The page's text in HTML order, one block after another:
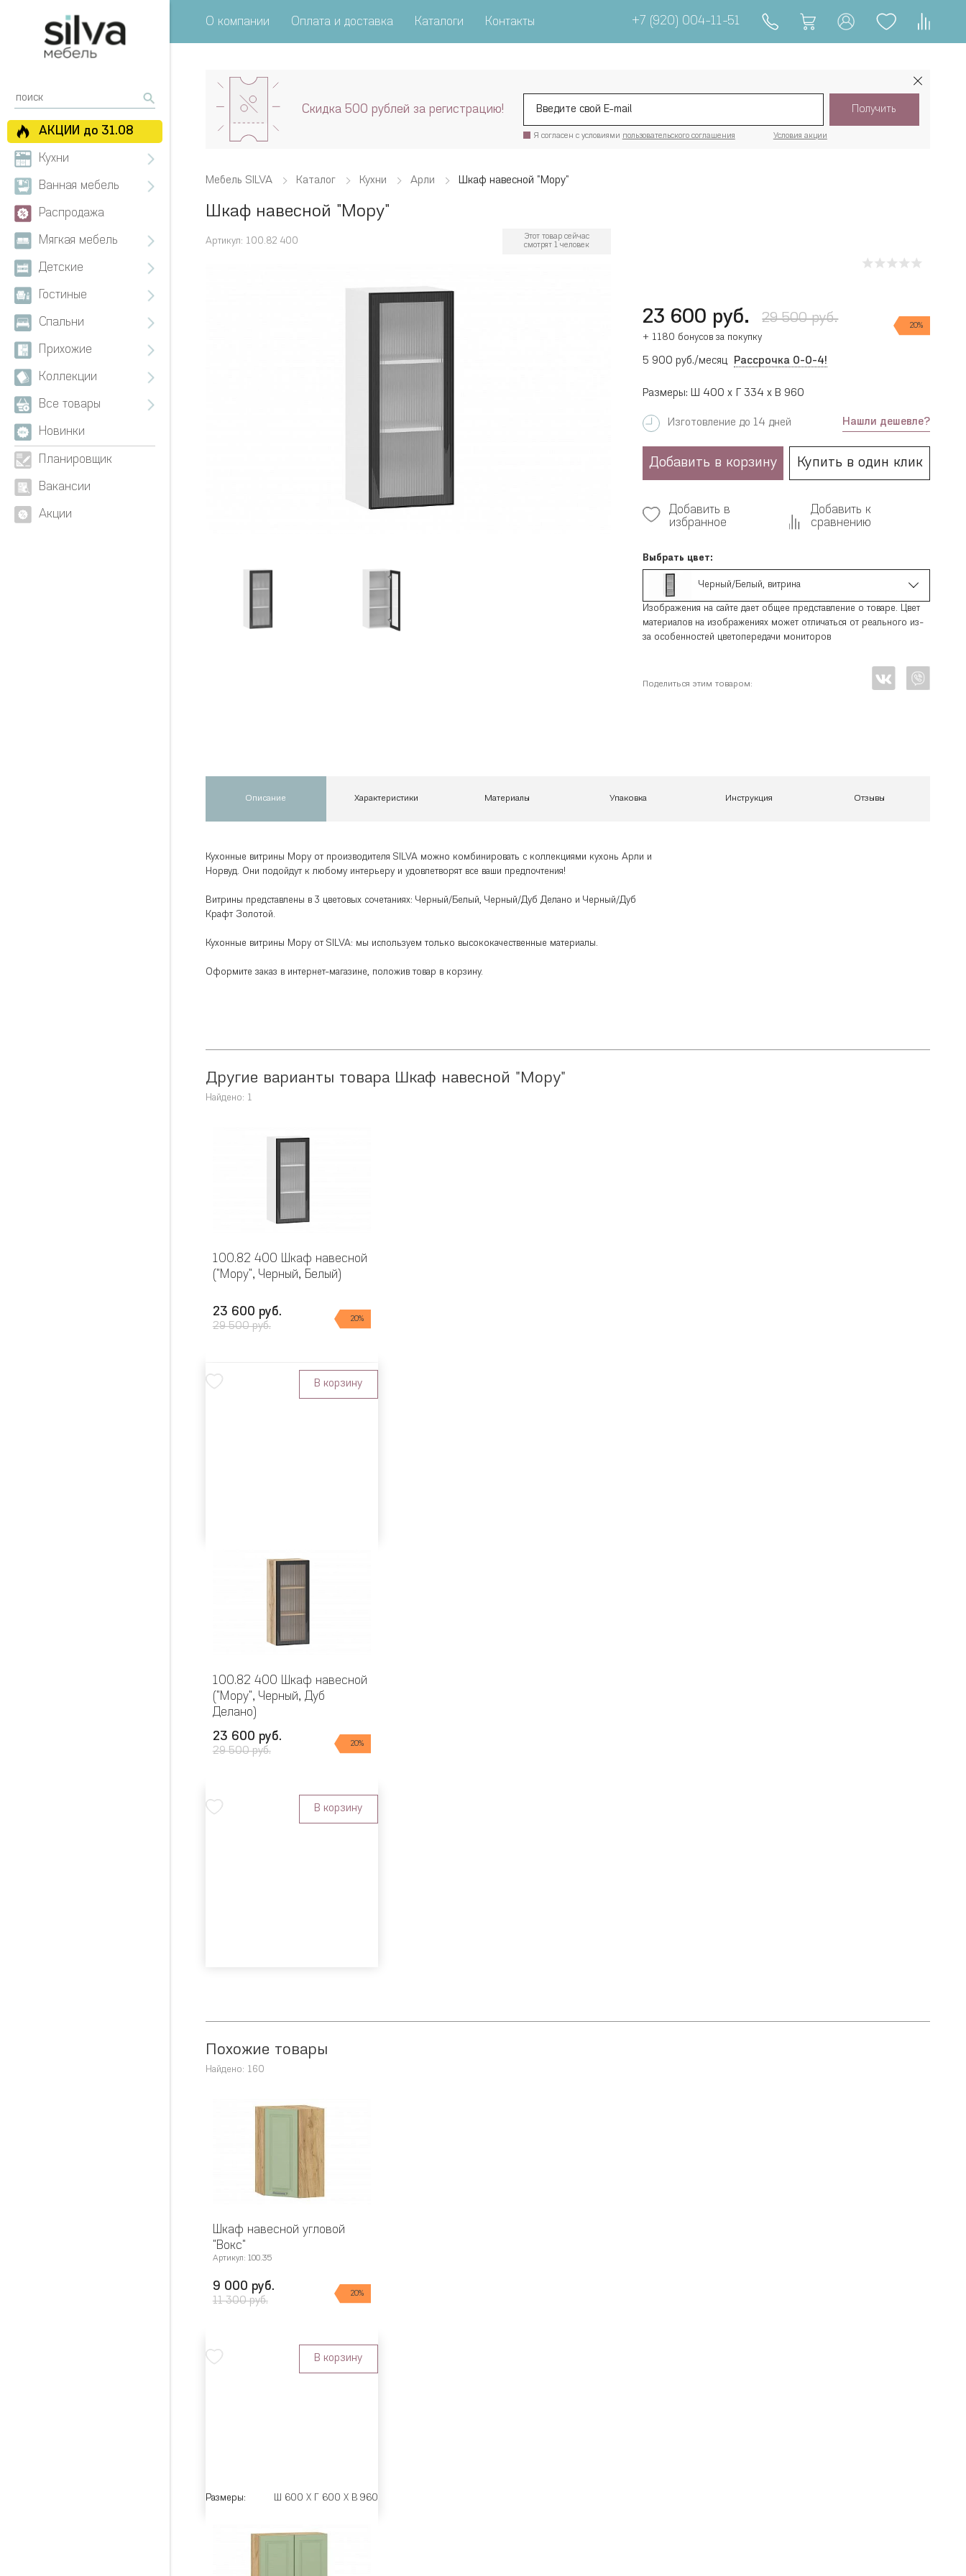
О компании Оплата и доставка Каталоги Контакты +7 (920) 004-11-51
АКЦИИ до 31.08
Кухни
Ванная мебель
Распродажа
Мягкая мебель
Детские
Гостиные
Спальни
Прихожие
Коллекции
Все товары
Новинки
Планировщик
Вакансии
Акции
Скидка 500 рублей за регистрацию! Получить
Я согласен с условиями пользовательского соглашения Условия акции
Мебель SILVA Каталог Кухни Арли Шкаф навесной "Мору"
Шкаф навесной "Мору"
Артикул: 100.82 400
Этот товар сейчас
смотрят 1 человек
23 600 руб. 29 500 руб.
20%
+ 1180 бонусов за покупку
5 900 руб./месяц Рассрочка 0-0-4!
Размеры: Ш 400 x Г 334 x В 960
Изготовление до 14 дней Нашли дешевле?
Добавить в корзину Купить в один клик
Добавить в
избранное
Добавить к
сравнению
Выбрать цвет:
Черный/Белый, витрина
Изображения на сайте дает общее представление о товаре. Цвет
материалов на изображениях может отличаться от реального из-
за особенностей цветопередачи мониторов
Поделиться этим товаром:
Описание Характеристики Материалы Упаковка Инструкция Отзывы
Кухонные витрины Мору от производителя SILVA можно комбинировать с коллекциями кухонь Арли и
Норвуд. Они подойдут к любому интерьеру и удовлетворят все ваши предпочтения!
Витрины представлены в 3 цветовых сочетаниях: Черный/Белый, Черный/Дуб Делано и Черный/Дуб
Крафт Золотой.
Кухонные витрины Мору от SILVA: мы используем только высококачественные материалы.
Оформите заказ в интернет-магазине, положив товар в корзину.
Другие варианты товара Шкаф навесной "Мору"
Найдено: 1
100.82 400 Шкаф навесной
("Мору", Черный, Белый)
23 600 руб.
29 500 руб.
20%
В корзину
100.82 400 Шкаф навесной
("Мору", Черный, Дуб
Делано)
23 600 руб.
29 500 руб.
20%
В корзину
Похожие товары
Найдено: 160
Шкаф навесной угловой
"Вокс"
Артикул: 100.35
9 000 руб.
11 300 руб.
20%
В корзину
Размеры: Ш 600 X Г 600 X В 960